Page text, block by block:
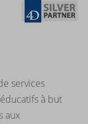
services
à but
aux